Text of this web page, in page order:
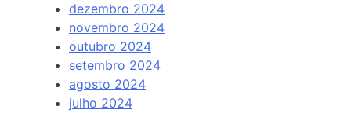
dezembro 2024
novembro 2024
outubro 2024
setembro 2024
agosto 2024
julho 2024